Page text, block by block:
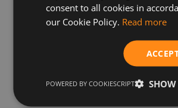
consent to all cookies in
our Cookie Policy. Read more
POWERED BY COOKIESCRIPT